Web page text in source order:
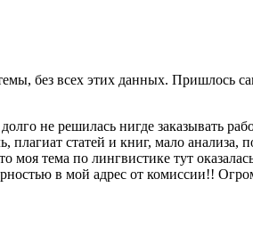
без всех этих данных. Пришлось
не решилась нигде заказывать
плагиат статей и книг, мало
тема по лингвистике тут
в мой адрес от комиссии!!